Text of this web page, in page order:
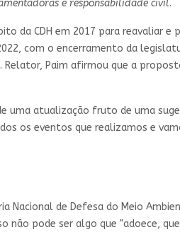
e responsabilidade civil.
da CDH em 2017 para reavaliar e
com o encerramento da
Relator, Paim afirmou que a
uma atualização fruto de uma
os eventos que realizamos e
Nacional de Defesa do Meio
não pode ser algo que "adoece,